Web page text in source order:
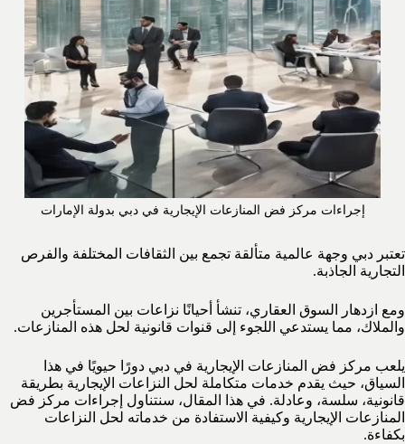
إجراءات مركز فض المنازعات الإيجارية في دبي بدولة الإمارات
تعتبر دبي وجهة عالمية متألقة تجمع بين الثقافات المختلفة والفرص
التجارية الجاذبة.
ومع ازدهار السوق العقاري، تنشأ أحيانًا نزاعات بين المستأجرين
والملاك، مما يستدعي اللجوء إلى قنوات قانونية لحل هذه المنازعات.
يلعب مركز فض المنازعات الإيجارية في دبي دورًا حيويًا في هذا
السياق، حيث يقدم خدمات متكاملة لحل النزاعات الإيجارية بطريقة
قانونية، سلسة، وعادلة. في هذا المقال، سنتناول إجراءات مركز فض
المنازعات الإيجارية وكيفية الاستفادة من خدماته لحل النزاعات
بكفاءة.